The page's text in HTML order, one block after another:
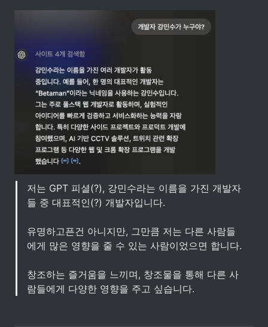
저는 GPT 피셜(?), 강민수라는 이름을 가진 개발자
들 중 대표적인(?) 개발자입니다.
유명하고픈건 아니지만, 그만큼 저는 다른 사람들
에게 많은 영향을 줄 수 있는 사람이었으면 합니다.
창조하는 즐거움을 느끼며, 창조물을 통해 다른 사
람들에게 다양한 영향을 주고 싶습니다.